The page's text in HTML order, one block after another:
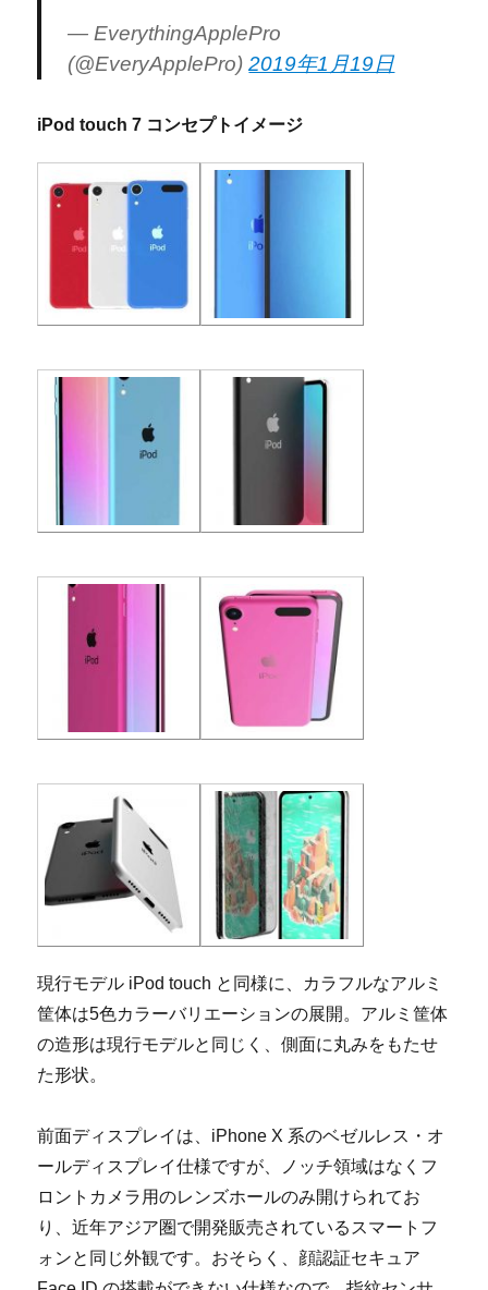
— EverythingApplePro
(@EveryApplePro)2019年1月19日
iPod touch 7 コンセプトイメージ
現行モデル iPod touch と同様に、カラフルなアルミ
筐体は5色カラーバリエーションの展開。アルミ筐体
の造形は現行モデルと同じく、側面に丸みをもたせ
た形状。
前面ディスプレイは、iPhone X 系のベゼルレス・オ
ールディスプレイ仕様ですが、ノッチ領域はなくフ
ロントカメラ用のレンズホールのみ開けられてお
り、近年アジア圏で開発販売されているスマートフ
ォンと同じ外観です。おそらく、顔認証セキュア